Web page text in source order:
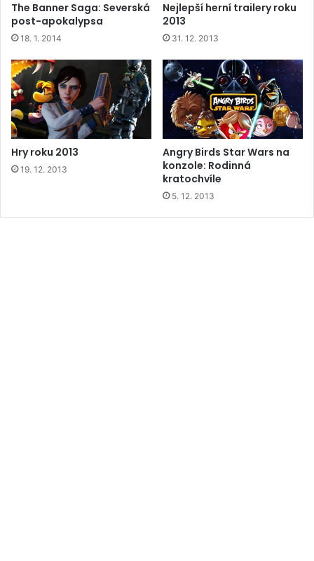
The Banner Saga: Severská
post-apokalypsa
18. 1. 2014
Nejlepší herní trailery roku
2013
31. 12. 2013
Hry roku 2013
19. 12. 2013
Angry Birds Star Wars na
konzole: Rodinná
kratochvíle
5. 12. 2013